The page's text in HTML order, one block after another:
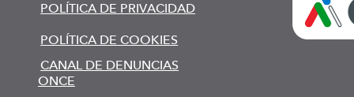
POLÍTICA DE PRIVACIDAD
POLÍTICA DE COOKIES
CANAL DE DENUNCIAS
ONCE